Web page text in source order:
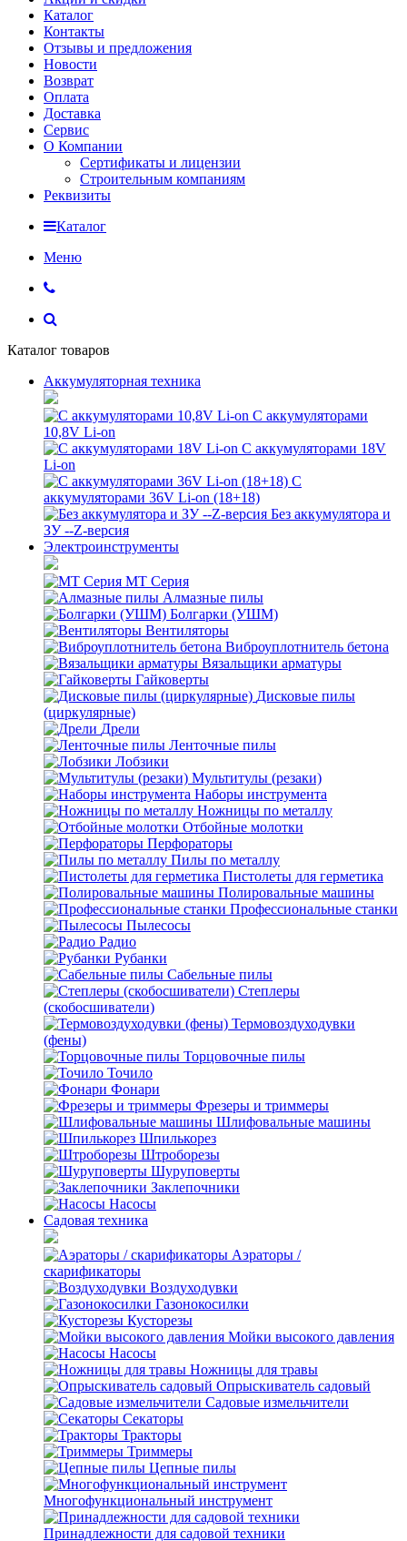
Каталог
Контакты
Отзывы и предложения
Новости
Возврат
Оплата
Доставка
Сервис
О Компании
Сертификаты и лицензии
Строительным компаниям
Реквизиты
Каталог
Меню
Каталог товаров
Аккумуляторная техника
С аккумуляторами
10,8V Li-on
С аккумуляторами 18V
Li-on
С
аккумуляторами 36V Li-on (18+18)
Без аккумулятора и
ЗУ --Z-версия
Электроинструменты
MT Серия
Алмазные пилы
Болгарки (УШМ)
Вентиляторы
Виброуплотнитель бетона
Вязальщики арматуры
Гайковерты
Дисковые пилы
(циркулярные)
Дрели
Ленточные пилы
Лобзики
Мультитулы (резаки)
Наборы инструмента
Ножницы по металлу
Отбойные молотки
Перфораторы
Пилы по металлу
Пистолеты для герметика
Полировальные машины
Профессиональные станки
Пылесосы
Радио
Рубанки
Сабельные пилы
Степлеры
(скобосшиватели)
Термовоздуходувки
(фены)
Торцовочные пилы
Точило
Фонари
Фрезеры и триммеры
Шлифовальные машины
Шпилькорез
Штроборезы
Шуруповерты
Заклепочники
Насосы
Садовая техника
Аэраторы /
скарификаторы
Воздуходувки
Газонокосилки
Кусторезы
Мойки высокого давления
Насосы
Ножницы для травы
Опрыскиватель садовый
Садовые измельчители
Секаторы
Тракторы
Триммеры
Цепные пилы
Многофункциональный инструмент
Принадлежности для садовой техники